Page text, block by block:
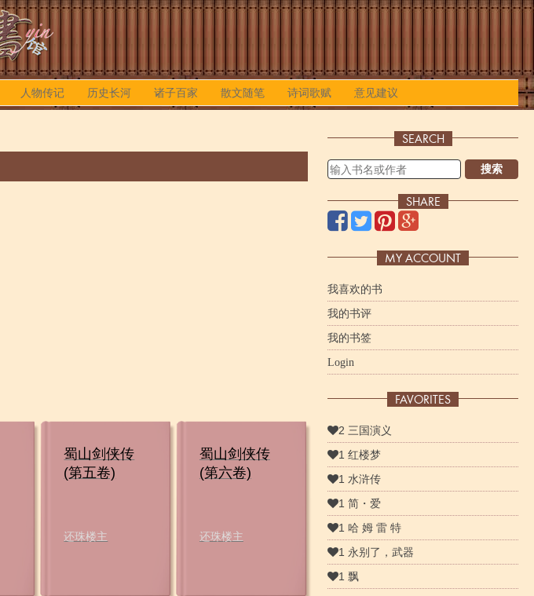
人物传记 历史长河 诸子百家 散文随笔 诗词歌赋 意见建议
蜀山剑侠传
(第五卷)
还珠楼主
蜀山剑侠传
(第六卷)
还珠楼主
SEARCH
搜索
SHARE
MY ACCOUNT
我喜欢的书
我的书评
我的书签
Login
FAVORITES
2 三国演义
1 红楼梦
1 水浒传
1 简・爱
1 哈 姆 雷 特
1 永别了，武器
1 飘